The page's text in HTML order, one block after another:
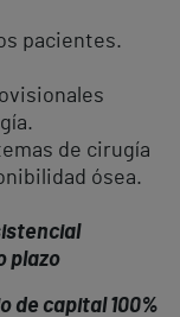
pacientes.
de cirugía
ósea.
plazo
de capital 100%